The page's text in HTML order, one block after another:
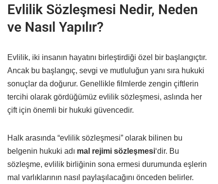
Evlilik Sözleşmesi Nedir, Neden
ve Nasıl Yapılır?
Evlilik, iki insanın hayatını birleştirdiği özel bir başlangıçtır.
Ancak bu başlangıç, sevgi ve mutluluğun yanı sıra hukuki
sonuçlar da doğurur. Genellikle filmlerde zengin çiftlerin
tercihi olarak gördüğümüz evlilik sözleşmesi, aslında her
çift için önemli bir hukuki güvencedir.
Halk arasında “evlilik sözleşmesi” olarak bilinen bu
belgenin hukuki adı mal rejimi sözleşmesi‘dir. Bu
sözleşme, evlilik birliğinin sona ermesi durumunda eşlerin
mal varlıklarının nasıl paylaşılacağını önceden belirler.